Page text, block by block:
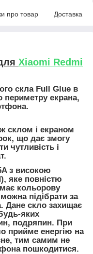
про товар Доставка
Xiaomi Redmi
скла Full Glue в
периметру екрана,
склом і екраном
що дає змогу
чутливість і
з високою
яке повністю
кольорову
підібрати за
Дане скло захищає
яких
подряпин. При
прийме енергію на
тим самим не
пошкодитися.